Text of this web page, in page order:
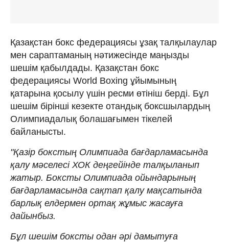
Қазақстан бокс федерациясы ұзақ талқылаулар
мен сараптаманың нәтижесінде маңызды
шешім қабылдады. Қазақстан бокс
федерациясы World Boxing ұйымының
қатарына қосылу үшін ресми өтініш берді. Бұл
шешім бірінші кезекте отандық боксшылардың
Олимпиадалық болашағымен тікелей
байланысты.
"Қазір бокстың Олимпиада бағдарламасында
қалу мәселесі ХОК деңгейінде талқыланып
жатыр. Боксты Олимпиада ойындарының
бағдарламасында сақтап қалу мақсатында
барлық елдермен ортақ жұмыс жасауға
дайынбыз.
Бұл шешім боксты одан әрі дамытуға